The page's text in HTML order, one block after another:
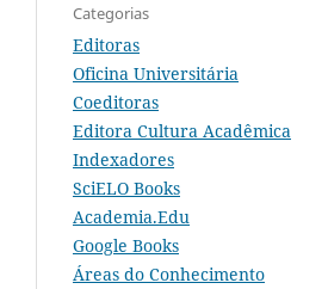
Categorias
Editoras
Oficina Universitária
Coeditoras
Editora Cultura Acadêmica
Indexadores
SciELO Books
Academia.Edu
Google Books
Áreas do Conhecimento